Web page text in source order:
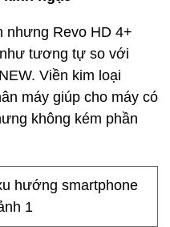
nhưng Revo HD 4+
tương tự so với
Viền kim loại
máy giúp cho máy có
không kém phần